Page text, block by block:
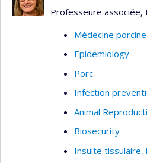
Professeure
Médecine porcine
Epidemiology
Porc
Infection
Animal
Biosecurity
Insulte tissulaire,